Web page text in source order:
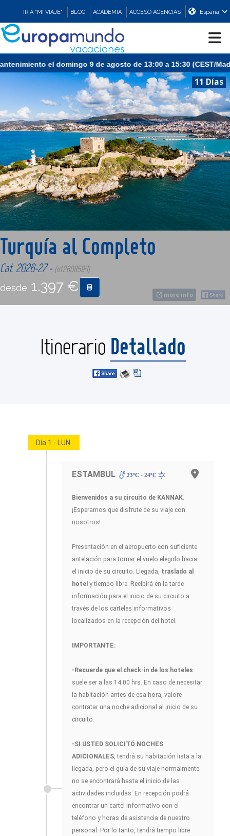
IR A "MI VIAJE" BLOG ACADEMIA ACCESO AGENCIAS España
CRUCEROS
EUROPA
ASIA
ORIENTE
PROMOCIONES
CONTACTO
9 de agosto de 13:00 a 15:30 (CEST/Madrid).
11 Días
more info
Turquía al Completo
Cat. 2026-27 - (id:2608594)
desde 1.397 €
Itinerario Detallado
Día 1 - LUN.
ESTAMBUL 23ºC - 24ºC
Bienvenidos a su circuito de KANNAK.
¡Esperamos que disfrute de su viaje con
nosotros!
Presentación en el aeropuerto con suficiente
antelación para tomar el vuelo elegido hacia
el inicio de su circuito. Llegada, traslado al
hotel y tiempo libre. Recibirá en la tarde
información para el inicio de su circuito a
través de los carteles informativos
localizados en la recepción del hotel.
IMPORTANTE:
-Recuerde que el check-in de los hoteles
suele ser a las 14.00 hrs. En caso de necesitar
la habitación antes de esa hora, valore
contratar una noche adicional al inicio de su
circuito.
-SI USTED SOLICITÓ NOCHES
ADICIONALES, tendrá su habitación lista a la
llegada, pero el guía de su viaje normalmente
no se encontrará hasta el inicio de las
actividades incluidas. En recepción podrá
encontrar un cartel informativo con el
teléfono y horas de asistencia de nuestro
personal. Por lo tanto, tendrá tiempo libre